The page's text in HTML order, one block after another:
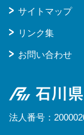
サイトマップ
リンク集
お問い合わせ
石川県
法人番号：